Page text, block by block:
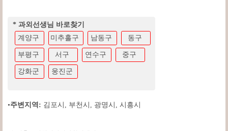
* 과외선생님 바로찾기
계양구
미추홀구 남동구 동구
부평구 서구 연수구 중구
강화군 웅진군
•주변지역: 김포시 , 부천시 , 광명시 , 시흥시